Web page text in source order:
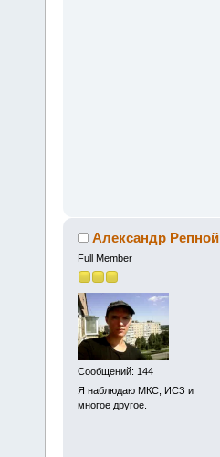
Александр Репной
Full Member
Сообщений: 144
Я наблюдаю МКС, ИСЗ и
многое другое.